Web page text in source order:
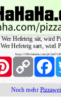
Wer Hefeteig sät, wird
Wer Hefeteig saet, wird
https://100xhahaha.com/
PinterestCopy
Link
Noch mehr